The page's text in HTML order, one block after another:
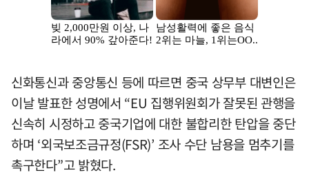
신화통신과 중앙통신 등에 따르면 중국 상무부 대변인은
이날 발표한 성명에서 “EU 집행위원회가 잘못된 관행을
신속히 시정하고 중국기업에 대한 불합리한 탄압을 중단
하며 ‘외국보조금규정(FSR)’ 조사 수단 남용을 멈추기를
촉구한다”고 밝혔다.